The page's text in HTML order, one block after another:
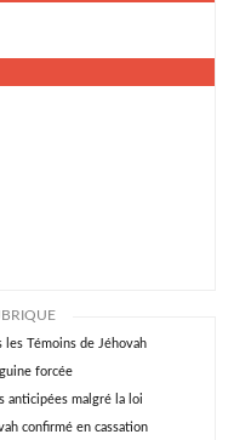
les Témoins de Jéhovah
forcée
anticipées malgré la loi
confirmé en cassation